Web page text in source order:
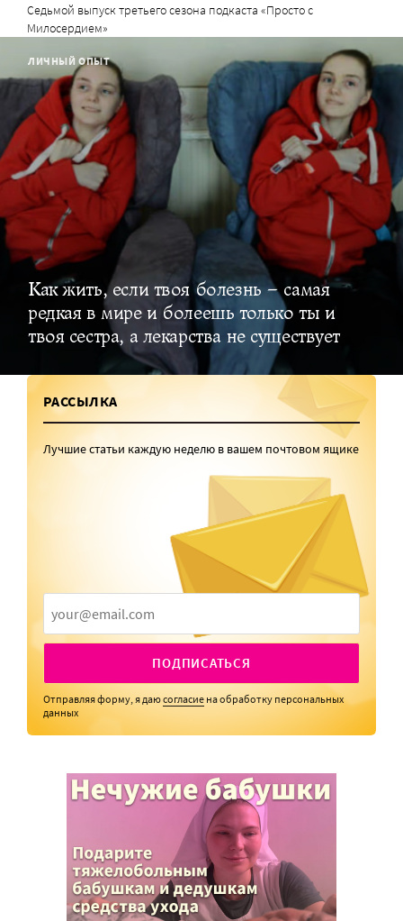
Седьмой выпуск третьего сезона подкаста «Просто с
Милосердием»
ЛИЧНЫЙ ОПЫТ
Как жить, если твоя болезнь – самая
редкая в мире и болеешь только ты и
твоя сестра, а лекарства не существует
РАССЫЛКА
Лучшие статьи каждую неделю в вашем почтовом ящике
ПОДПИСАТЬСЯ
Отправляя форму, я даюсогласие на обработку персональных
данных